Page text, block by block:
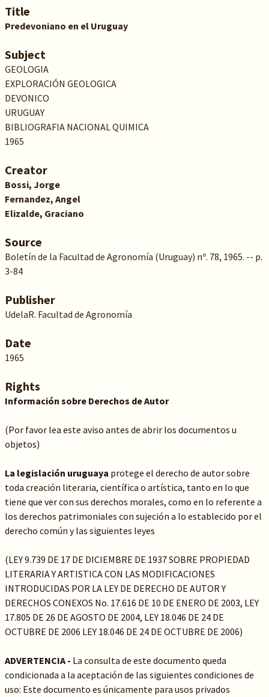
Title
Predevoniano en el Uruguay
Subject
GEOLOGIA
EXPLORACIÓN GEOLOGICA
DEVONICO
URUGUAY
BIBLIOGRAFIA NACIONAL QUIMICA
1965
Creator
Bossi, Jorge
Fernandez, Angel
Elizalde, Graciano
Source
Boletín de la Facultad de Agronomía (Uruguay) nº. 78, 1965. -- p.
3-84
Publisher
UdelaR. Facultad de Agronomía
Date
1965
Rights
Información sobre Derechos de Autor
(Por favor lea este aviso antes de abrir los documentos u
objetos)
La legislación uruguaya protege el derecho de autor sobre
toda creación literaria, científica o artística, tanto en lo que
tiene que ver con sus derechos morales, como en lo referente a
los derechos patrimoniales con sujeción a lo establecido por el
derecho común y las siguientes leyes
(LEY 9.739 DE 17 DE DICIEMBRE DE 1937 SOBRE PROPIEDAD
LITERARIA Y ARTISTICA CON LAS MODIFICACIONES
INTRODUCIDAS POR LA LEY DE DERECHO DE AUTOR Y
DERECHOS CONEXOS No. 17.616 DE 10 DE ENERO DE 2003, LEY
17.805 DE 26 DE AGOSTO DE 2004, LEY 18.046 DE 24 DE
OCTUBRE DE 2006 LEY 18.046 DE 24 DE OCTUBRE DE 2006)
ADVERTENCIA - La consulta de este documento queda
condicionada a la aceptación de las siguientes condiciones de
uso: Este documento es únicamente para usos privados